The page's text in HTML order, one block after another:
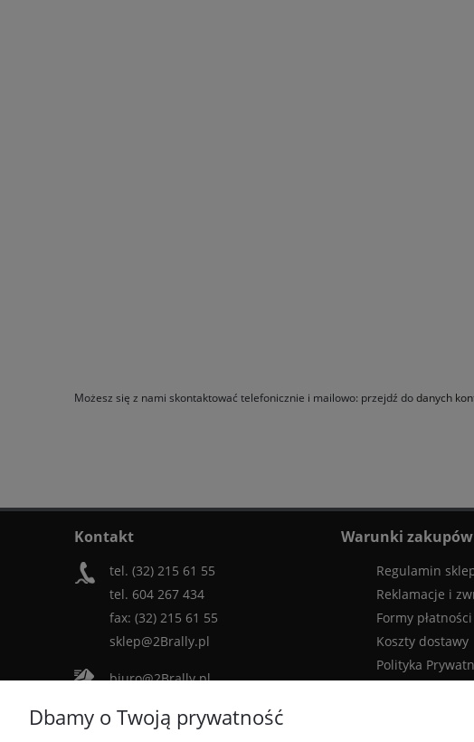
Możesz się z nami skontaktować telefonicznie i mailowo: przejdź dodanych
Kontakt
tel. (32) 215 61 55
tel. 604 267 434
fax: (32) 215 61 55
sklep@2Brally.pl
biuro@2Brally.pl
Warunki zakupów
Regulamin
Reklamacje i
Formy płatności
Koszty dostawy
Polityka
Dbamy o Twoją prywatność